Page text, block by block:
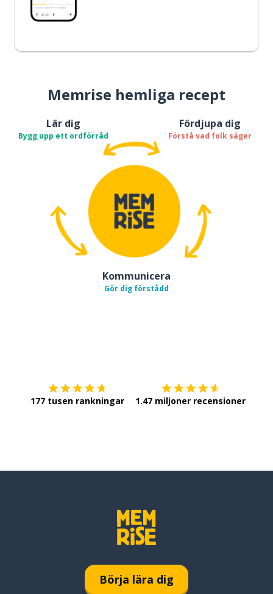
Memrise hemliga recept
Lär dig
Bygg upp ett ordförråd
Fördjupa dig
Förstå vad folk säger
Kommunicera
Gör dig förstådd
177 tusen rankningar 1.47 miljoner recensioner
Börja lära dig